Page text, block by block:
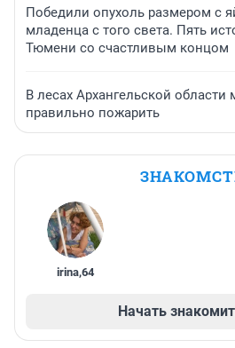
Победили опухоль размером с
младенца с того света. Пять
Тюмени со счастливым концом
В лесах Архангельской области
правильно пожарить
irina,64
Начать